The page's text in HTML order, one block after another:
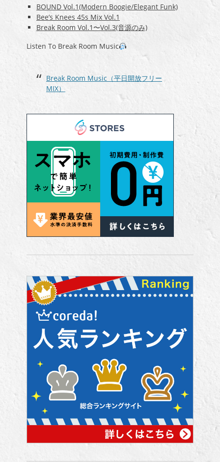
BOUND Vol.1(Modern Boogie/Elegant Funk)
Bee’s Knees 45s Mix Vol.1
Break Room Vol.1〜Vol.3(音源のみ)
Listen To Break Room Music
Break Room Music（平日開放フリー
MIX）